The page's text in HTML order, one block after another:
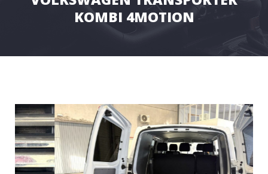
KOMBI 4MOTION